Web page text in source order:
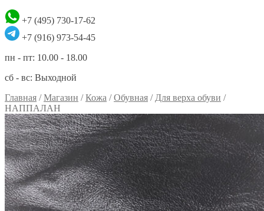
+7 (495) 730-17-62
+7 (916) 973-54-45
пн - пт: 10.00 - 18.00
сб - вс: Выходной
Главная /Магазин /Кожа /Обувная / Для верха обуви /
НАППАЛАН